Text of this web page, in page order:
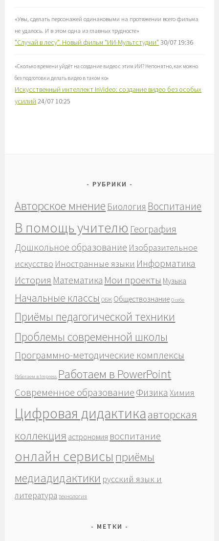
«Увы, сделать персонажей одинаковыми на протяжении всего фильма
не удалось. И в этом одна из главных трудносте»
"Случай в лесу". Новый фильм "ИИ-Мультстудии" 30/07 19:36
«Сколько времени уйдёт на создание видео с этим ИИ? Непонятно, как можно
без подготовки делать видео в таком ко»
Искусственный интеллект InVideo: создание видео без особых
усилий 24/07 10:25
РУБРИКИ
Авторское мнение Биология Воспитание
В помощь учителю География
Дошкольное образование Изобразительное
искусство Иностранные языки Информатика
История Математика Мои проекты Музыка
Начальные классы ОБЖ Обществознание О себе
Приёмы педагогической техники
Проблемы современной школы
Программно-методические комплексы
Работаем в Impress Работаем в PowerPoint
Современное образование Физика Химия
Цифровая дидактика авторская
коллекция астрономия воспитание
онлайн сервисы приёмы
медиадидактики русский язык и
литература технология
МЕТКИ